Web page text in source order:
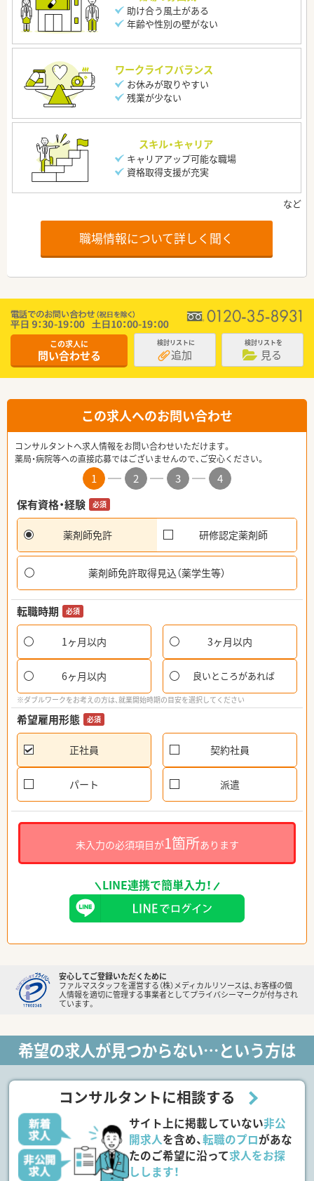
助け合う風土がある
年齢や性別の壁がない
ワークライフバランス
お休みが取りやすい
残業が少ない
スキル・キャリア
キャリアアップ可能な職場
資格取得支援が充実
職場情報について詳しく聞く
この求人に
問い合わせる
検討リストに
追加
検討リストを
見る
この求人へのお問い合わせ
コンサルタントへ求人情報をお問い合わせいただけます。
薬局・病院等への直接応募ではございませんので、ご安心ください。
1 2 3
4
保有資格・経験
必須
薬剤師免許 研修認定薬剤師
薬剤師免許取得見込（薬学生等）
転職時期 必須
1ヶ月以内 3ヶ月以内
6ヶ月以内 良いところがあれば
※ダブルワークをお考えの方は、就業開始時期の目安を選択してください
希望雇用形態 必須
正社員 契約社員
パート 派遣
未入力の必須項目が1箇所あります
LINE連携で簡単入力！
安心してご登録いただくために
ファルマスタッフを運営する（株）メディカルリソースは、お客様の個
人情報を適切に管理する事業者としてプライバシーマークが付与され
ています。
希望の求人が見つからない…という方は
コンサルタントに相談する
サイト上に掲載していない非公
開求人を含め、転職のプロがあな
たのご希望に沿って求人をお探
しします！